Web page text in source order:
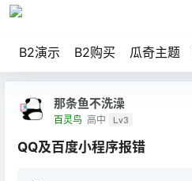
B2演示 B2购买 瓜奇主题
那条鱼不洗澡
百灵鸟 高中 Lv3
QQ及百度小程序报错